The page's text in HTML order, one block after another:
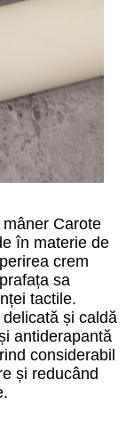
Carote
în materie de
crem
sa
tactile.
și caldă
antiderapantă
considerabil
și reducând